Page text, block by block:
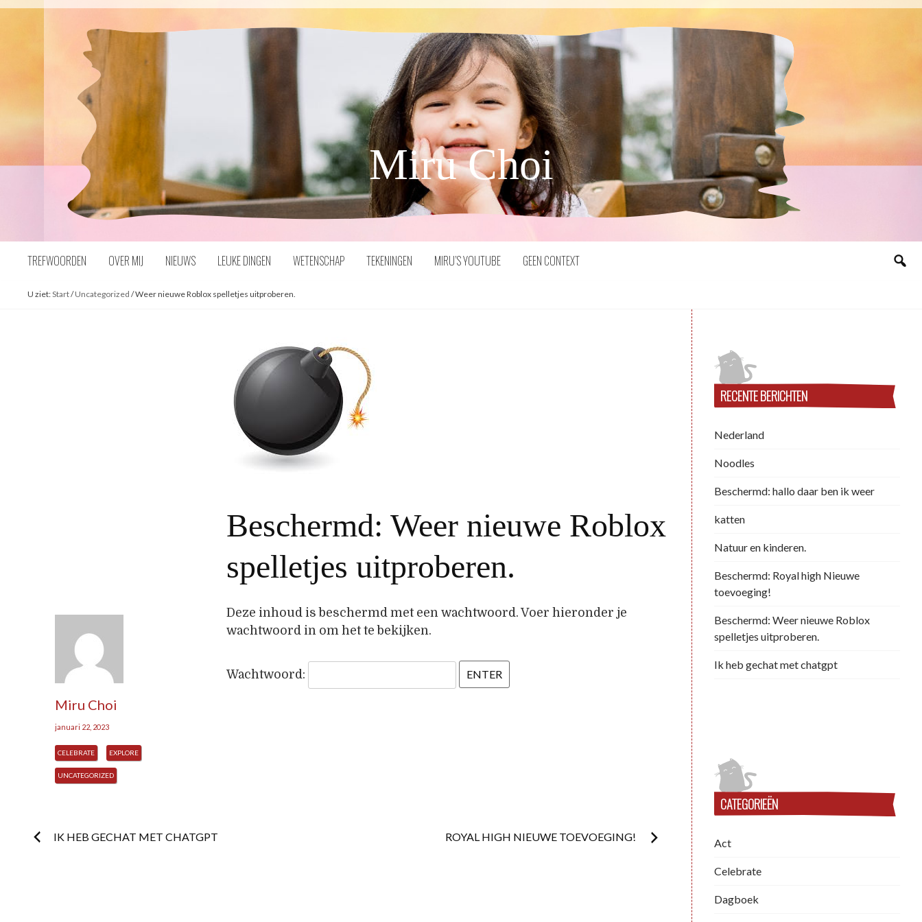
Naar
Miru Choi
TREFWOORDEN OVER MIJ NIEUWS LEUKE DINGEN WETENSCHAP TEKENINGEN MIRU’S YOUTUBE GEEN CONTEXT
U ziet:Start/Uncategorized /Weer nieuwe Roblox spelletjes uitproberen.
Beschermd: Weer nieuwe Roblox
spelletjes uitproberen.
Miru Choi
januari 22, 2023
CELEBRATE EXPLORE
UNCATEGORIZED
Deze inhoud is beschermd met een wachtwoord. Voer hieronder je
wachtwoord in om het te bekijken.
Wachtwoord:
Postnavigatie
IK HEB GECHAT MET CHATGPT ROYAL HIGH NIEUWE TOEVOEGING!
RECENTE BERICHTEN
Nederland
Noodles
Beschermd: hallo daar ben ik weer
katten
Natuur en kinderen.
Beschermd: Royal high Nieuwe
toevoeging!
Beschermd: Weer nieuwe Roblox
spelletjes uitproberen.
Ik heb gechat met chatgpt
CATEGORIEËN
Act
Celebrate
Dagboek